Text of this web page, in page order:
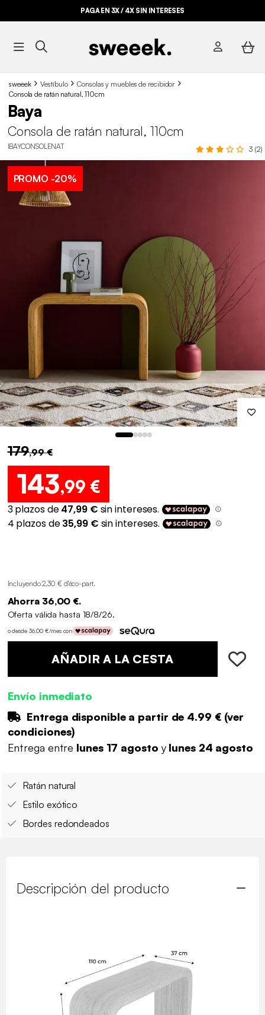
PAGA EN 3X / 4X SIN INTERESES
sweeek Vestíbulo
Consolas y muebles de recibidor
Consola de ratán natural, 110cm
Baya
Consola de ratán natural, 110cm
IBAYCONSOLENAT 3 (2)
PROMO -20%
179,99 €
143,99 €
Incluyendo 2,30 € d'éco-part.
Ahorra 36,00 €.
Oferta válida hasta 18/8/26.
o desde 36,00 €/mes con
AÑADIR A LA CESTA
Envío inmediato
Entrega disponible a partir de 4.99 €(ver
condiciones)
Entrega entre lunes 17 agosto y lunes 24 agosto
Ratán natural
Estilo exótico
Bordes redondeados
Descripción del producto